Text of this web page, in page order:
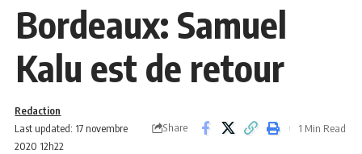
Bordeaux: Samuel
Kalu est de retour
Last updated: 17 novembre
2020 12h22
Redaction
Share
1 Min Read